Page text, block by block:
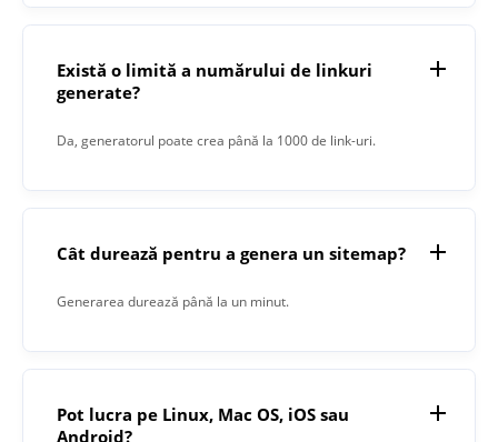
Există o limită a numărului de linkuri
generate?
Da, generatorul poate crea până la 1000 de link-uri.
Cât durează pentru a genera un sitemap?
Generarea durează până la un minut.
Pot lucra pe Linux, Mac OS, iOS sau
Android?